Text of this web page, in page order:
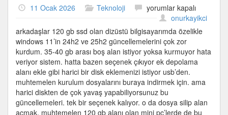
11 Ocak 2026 Teknoloji
120gb
ile
windows
11
verimli
çalışmıyor
için
yorumlar kapalı
onurkayikci
arkadaşlar 120 gb ssd olan dizüstü bilgisayarımda özelikle
windows 11’in 24h2 ve 25h2 güncellemelerini çok zor
kurdum. 35-40 gb arası boş alan istiyor yoksa kurmuyor hata
veriyor sistem. hatta bazen seçenek çıkıyor ek depolama
alanı ekle gibi harici bir disk eklemenizi istiyor usb’den.
muhtemelen kurulum dosyalarını buraya indirmek için. ama
harici diskten de çok yavaş yapabiliyorsunuz bu
güncellemeleri. tek bir seçenek kalıyor. o da dosya silip alan
açmak. muhtemelen 120 gb alanı olan mini pc’lerde de bu